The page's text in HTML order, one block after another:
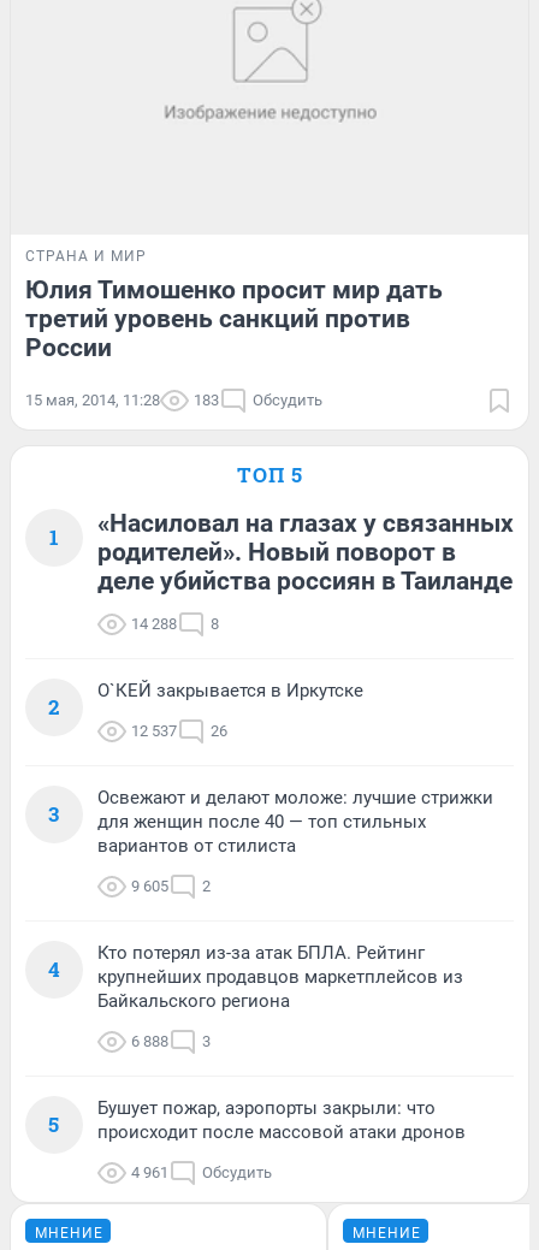
СТРАНА И МИР
Юлия Тимошенко просит мир дать
третий уровень санкций против
России
15 мая, 2014, 11:28 183 Обсудить
ТОП 5
1
«Насиловал на глазах у связанных
родителей». Новый поворот в
деле убийства россиян в Таиланде
14 288 8
2
О`КЕЙ закрывается в Иркутске
12 537 26
3
Освежают и делают моложе: лучшие стрижки
для женщин после 40 — топ стильных
вариантов от стилиста
9 605 2
4
Кто потерял из-за атак БПЛА. Рейтинг
крупнейших продавцов маркетплейсов из
Байкальского региона
6 888 3
5
Бушует пожар, аэропорты закрыли: что
происходит после массовой атаки дронов
4 961 Обсудить
МНЕНИЕ МНЕНИЕ